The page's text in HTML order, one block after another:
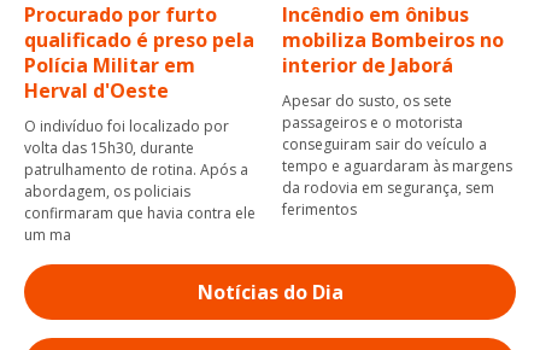
Procurado por furto
qualificado é preso pela
Polícia Militar em
Herval d'Oeste
O indivíduo foi localizado por
volta das 15h30, durante
patrulhamento de rotina. Após a
abordagem, os policiais
confirmaram que havia contra ele
um ma
Incêndio em ônibus
mobiliza Bombeiros no
interior de Jaborá
Apesar do susto, os sete
passageiros e o motorista
conseguiram sair do veículo a
tempo e aguardaram às margens
da rodovia em segurança, sem
ferimentos
Notícias do Dia